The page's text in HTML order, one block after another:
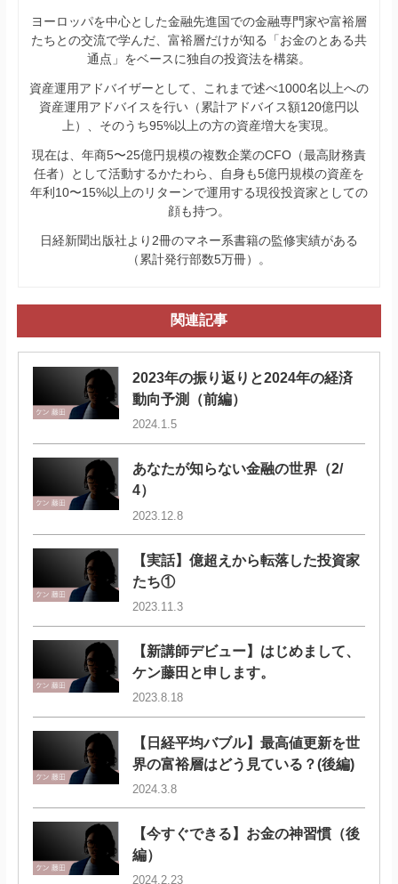
ヨーロッパを中心とした金融先進国での金融専門家や富裕層
たちとの交流で学んだ、富裕層だけが知る「お金のとある共
通点」をベースに独自の投資法を構築。
資産運用アドバイザーとして、これまで述べ1000名以上への
資産運用アドバイスを行い（累計アドバイス額120億円以
上）、そのうち95%以上の方の資産増大を実現。
現在は、年商5〜25億円規模の複数企業のCFO（最高財務責
任者）として活動するかたわら、自身も5億円規模の資産を
年利10〜15%以上のリターンで運用する現役投資家としての
顔も持つ。
日経新聞出版社より2冊のマネー系書籍の監修実績がある
（累計発行部数5万冊）。
関連記事
2023年の振り返りと2024年の経済
動向予測（前編）
2024.1.5
あなたが知らない金融の世界（2/
4）
2023.12.8
【実話】億超えから転落した投資家
たち①
2023.11.3
【新講師デビュー】はじめまして、
ケン藤田と申します。
2023.8.18
【日経平均バブル】最高値更新を世
界の富裕層はどう見ている？(後編)
2024.3.8
【今すぐできる】お金の神習慣（後
編）
2024.2.23